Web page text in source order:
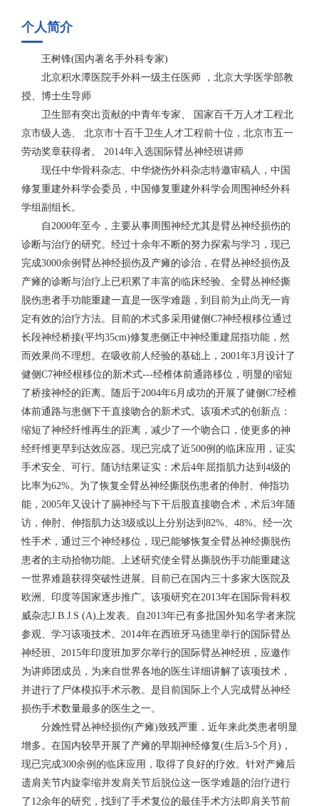
个人简介
王树锋(国内著名手外科专家)
北京积水潭医院手外科一级主任医师 ，北京大学医学部教
授、博士生导师
卫生部有突出贡献的中青年专家、 国家百千万人才工程北
京市级人选、 北京市十百千卫生人才工程前十位，北京市五一
劳动奖章获得者。 2014年入选国际臂丛神经班讲师
现任中华骨科杂志、中华烧伤外科杂志特邀审稿人，中国
修复重建外科学会委员，中国修复重建外科学会周围神经外科
学组副组长。
自2000年至今，主要从事周围神经尤其是臂丛神经损伤的
诊断与治疗的研究。经过十余年不断的努力探索与学习，现已
完成3000余例臂丛神经损伤及产瘫的诊治，在臂丛神经损伤及
产瘫的诊断与治疗上已积累了丰富的临床经验。全臂丛神经撕
脱伤患者手功能重建一直是一医学难题，到目前为止尚无一肯
定有效的治疗方法。目前的术式多采用健侧C7神经根移位通过
长段神经桥接(平均35cm)修复患侧正中神经重建屈指功能，然
而效果尚不理想。在吸收前人经验的基础上，2001年3月设计了
健侧C7神经根移位的新术式---经椎体前通路移位，明显的缩短
了桥接神经的距离。随后于2004年6月成功的开展了健侧C7经椎
体前通路与患侧下干直接吻合的新术式。该项术式的创新点：
缩短了神经纤维再生的距离，减少了一个吻合口，使更多的神
经纤维更早到达效应器。现已完成了近500例的临床应用，证实
手术安全、可行。随访结果证实：术后4年屈指肌力达到4级的
比率为62%。为了恢复全臂丛神经撕脱伤患者的伸肘、伸指功
能，2005年又设计了膈神经与下干后股直接吻合术，术后3年随
访，伸肘、伸指肌力达3级或以上分别达到82%、48%。经一次
性手术，通过三个神经移位，现已能够恢复全臂丛神经撕脱伤
患者的主动拾物功能。上述研究使全臂丛撕脱伤手功能重建这
一世界难题获得突破性进展。目前已在国内三十多家大医院及
欧洲、印度等国家逐步推广。该项研究在2013年在国际骨科权
威杂志J.B.J.S (A)上发表。自2013年已有多批国外知名学者来院
参观、学习该项技术。2014年在西班牙马德里举行的国际臂丛
神经班、2015年印度班加罗尔举行的国际臂丛神经班，应邀作
为讲师团成员，为来自世界各地的医生详细讲解了该项技术，
并进行了尸体模拟手术示教。是目前国际上个人完成臂丛神经
损伤手术数量最多的医生之一。
分娩性臂丛神经损伤(产瘫)致残严重，近年来此类患者明显
增多。在国内较早开展了产瘫的早期神经修复(生后3-5个月)，
现已完成300余例的临床应用，取得了良好的疗效。针对产瘫后
遗肩关节内旋挛缩并发肩关节后脱位这一医学难题的治疗进行
了12余年的研究，找到了手术复位的最佳手术方法即肩关节前